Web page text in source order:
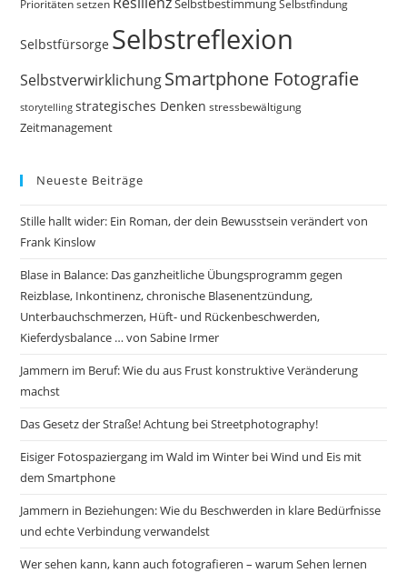
Prioritäten setzen Selbstbestimmung Selbstfindung
Selbstfürsorge Selbstreflexion
SelbstverwirklichungSmartphone Fotografie
storytelling strategisches Denken stressbewältigung
Zeitmanagement
Neueste Beiträge
Stille hallt wider: Ein Roman, der dein Bewusstsein verändert von
Frank Kinslow
Blase in Balance: Das ganzheitliche Übungsprogramm gegen
Reizblase, Inkontinenz, chronische Blasenentzündung,
Unterbauchschmerzen, Hüft- und Rückenbeschwerden,
Kieferdysbalance … von Sabine Irmer
Jammern im Beruf: Wie du aus Frust konstruktive Veränderung
machst
Das Gesetz der Straße! Achtung bei Streetphotography!
Eisiger Fotospaziergang im Wald im Winter bei Wind und Eis mit
dem Smartphone
Jammern in Beziehungen: Wie du Beschwerden in klare Bedürfnisse
und echte Verbindung verwandelst
Wer sehen kann, kann auch fotografieren – warum Sehen lernen